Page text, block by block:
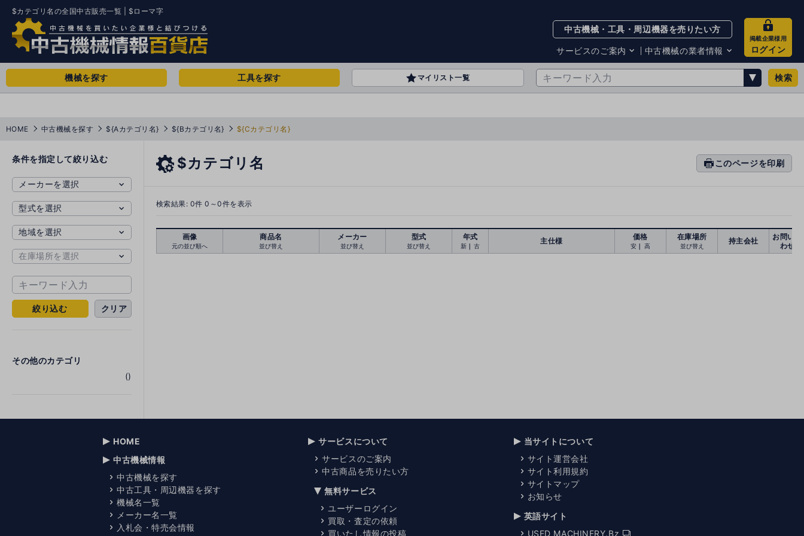
$カテゴリ名の全国中古販売一覧 | $ローマ字
中古機械・工具・周辺機器を売りたい方
サービスのご案内
サービスのご案内
お知らせ
中古機械の業者情報
買取・査定業者リスト
掲載企業様用
ログイン
機械を探す 工具を探す マイリスト一覧 検索
HOME 中古機械を探す ${Aカテゴリ名} ${Bカテゴリ名} ${Cカテゴリ名}
条件を指定して絞り込む
絞り込む クリア
その他のカテゴリ
()
$カテゴリ名
prin このページを印刷
検索結果: 0件 0～0件を表示
画像
元の並び順へ
商品名
並び替え
メーカー
並び替え
型式
並び替え
年式
新｜古
主仕様 価格
安 ｜ 高
在庫場所
並び替え
持主会社
お問い合
わせ
HOME
中古機械情報
中古機械を探す
中古工具・周辺機器を探す
機械名一覧
メーカー名一覧
入札会・特売会情報
サービスについて
サービスのご案内
中古商品を売りたい方
無料サービス
ユーザーログイン
買取・査定の依頼
買いたし情報の投稿
当サイトについて
サイト運営会社
サイト利用規約
サイトマップ
お知らせ
英語サイト
USED MACHINERY.Bz